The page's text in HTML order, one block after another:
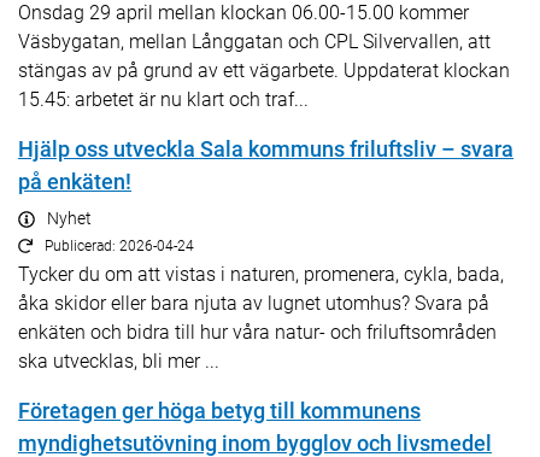
Onsdag 29 april mellan klockan 06.00-15.00 kommer
Väsbygatan, mellan Långgatan och CPL Silvervallen, att
stängas av på grund av ett vägarbete. Uppdaterat klockan
15.45: arbetet är nu klart och traf...
Hjälp oss utveckla Sala kommuns friluftsliv – svara
på enkäten!
Nyhet
Publicerad: 2026-04-24
Tycker du om att vistas i naturen, promenera, cykla, bada,
åka skidor eller bara njuta av lugnet utomhus? Svara på
enkäten och bidra till hur våra natur- och friluftsområden
ska utvecklas, bli mer ...
Företagen ger höga betyg till kommunens
myndighetsutövning inom bygglov och livsmedel